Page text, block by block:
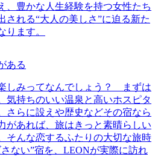
、豊かな人生経験を持つ女性たち
される“大人の美しさ”に迫る新た
ります。
ある
しみってなんでしょう？ まずは
気持ちのいい温泉と高いホスピタ
さらに設えや歴史などその宿なら
があれば、旅はきっと素晴らしい
そんな恋するふたりの大切な旅時
ない”宿を、LEONが実際に訪れ